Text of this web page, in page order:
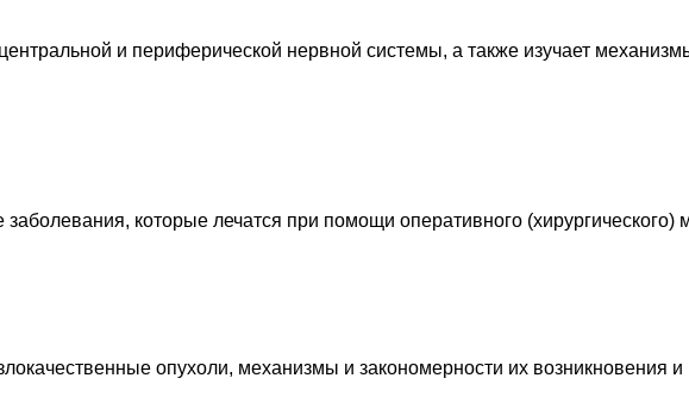
и периферической нервной системы, а также изучает
которые лечатся при помощи оперативного (хирургического)
опухоли, механизмы и закономерности их возникновения